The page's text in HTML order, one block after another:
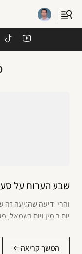
שבע הערות על
והרי ידיעה שהגיעה
יום בימין ויום
המשך קריאה